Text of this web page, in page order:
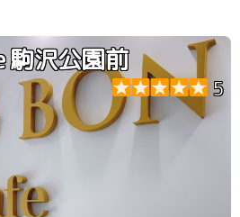
駒沢公園前
5